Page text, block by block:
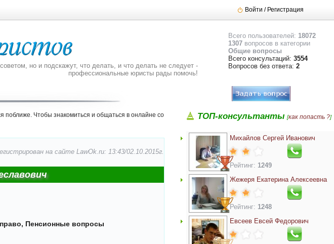
Всего пользователей: 18072
1307 вопросов в категории
Общие вопросы
Всего консультаций:3554
Вопросов без ответа:2
но и подскажут, что делать, и что делать не следует -
профессиональные юристы рады помочь!
ТОП-консультанты [как попасть ?]
Михайлов Сергей Иванович
Рейтинг: 1249
Жежеря Екатерина Алексеевна
Рейтинг: 1248
Евсеев Евсей Федорович
поближе. Чтобы знакомиться и общаться в онлайне со
на сайте LawOk.ru: 13:43/02.10.2015г.
, Пенсионные вопросы
Войти / Регистрация